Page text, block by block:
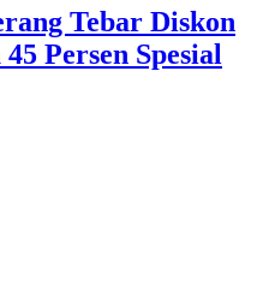
Tebar Diskon
Persen Spesial